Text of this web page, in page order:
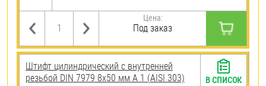
Цена:
Под заказ
Штифт цилиндрический с внутренней
резьбой DIN 7979 8х50 мм А 1 (AISI 303)
В СПИСОК